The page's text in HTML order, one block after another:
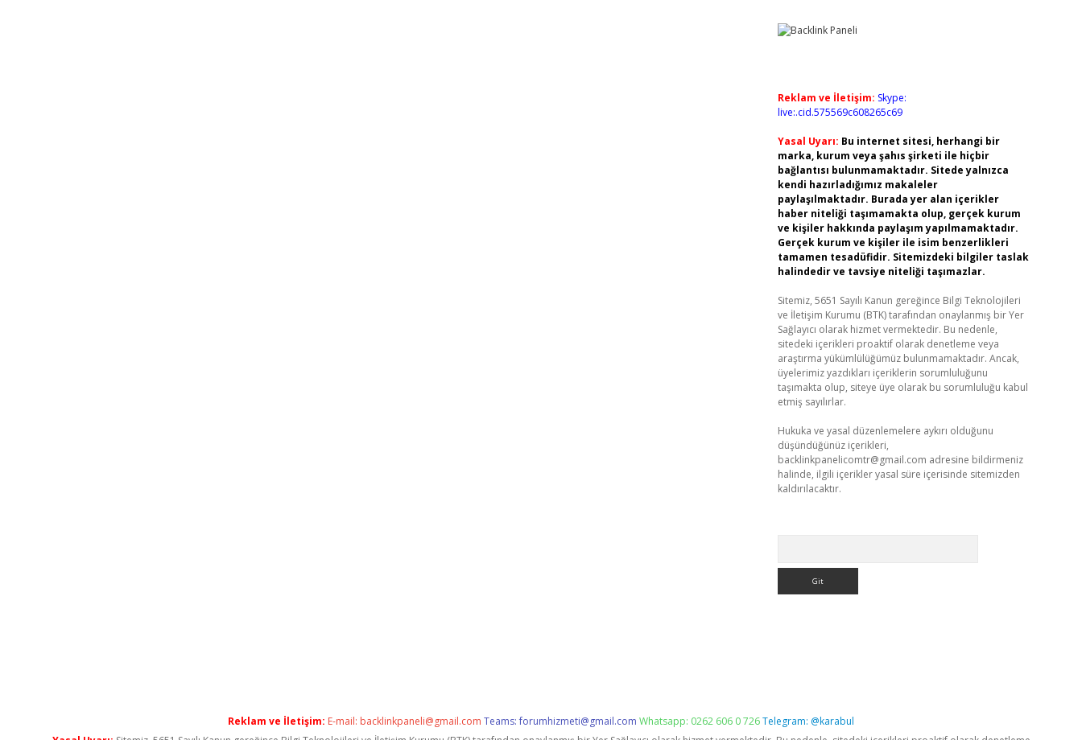
Reklam ve İletişim: Skype:
live:.cid.575569c608265c69
Yasal Uyarı: Bu internet sitesi, herhangi bir
marka, kurum veya şahıs şirketi ile hiçbir
bağlantısı bulunmamaktadır. Sitede yalnızca
kendi hazırladığımız makaleler
paylaşılmaktadır. Burada yer alan içerikler
haber niteliği taşımamakta olup, gerçek kurum
ve kişiler hakkında paylaşım yapılmamaktadır.
Gerçek kurum ve kişiler ile isim benzerlikleri
tamamen tesadüfidir. Sitemizdeki bilgiler taslak
halindedir ve tavsiye niteliği taşımazlar.
Sitemiz, 5651 Sayılı Kanun gereğince Bilgi Teknolojileri
ve İletişim Kurumu (BTK) tarafından onaylanmış bir Yer
Sağlayıcı olarak hizmet vermektedir. Bu nedenle,
sitedeki içerikleri proaktif olarak denetleme veya
araştırma yükümlülüğümüz bulunmamaktadır. Ancak,
üyelerimiz yazdıkları içeriklerin sorumluluğunu
taşımakta olup, siteye üye olarak bu sorumluluğu kabul
etmiş sayılırlar.
Hukuka ve yasal düzenlemelere aykırı olduğunu
düşündüğünüz içerikleri,
backlinkpanelicomtr@gmail.com adresine bildirmeniz
halinde, ilgili içerikler yasal süre içerisinde sitemizden
kaldırılacaktır.
Reklam ve İletişim: E-mail: backlinkpaneli@gmail.com Teams:forumhizmeti@gmail.com Whatsapp: 0262 606 0 726Telegram: @karabul